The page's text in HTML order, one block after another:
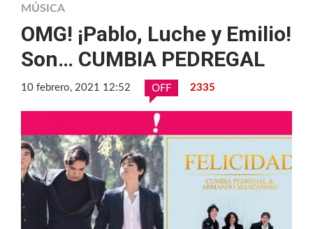
MÚSICA
OMG! ¡Pablo, Luche y Emilio!
Son… CUMBIA PEDREGAL
10 febrero, 2021 12:52 OFF 2335